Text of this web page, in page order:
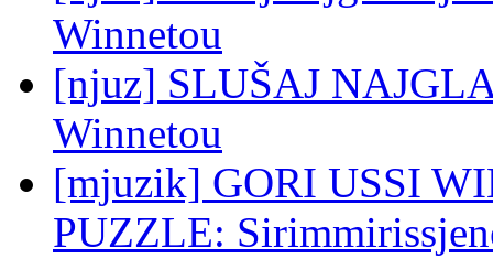
Winnetou
[njuz] SLUŠAJ
Winnetou
[mjuzik] GORI USSI
PUZZLE: